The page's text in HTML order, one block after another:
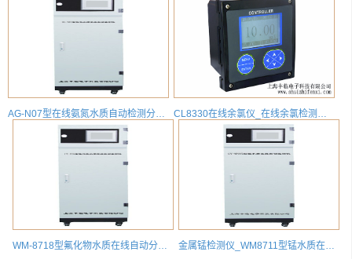
AG-N07型在线氨氮水质自动检测分析仪 CL8330在线余氯仪_在线余氯检测分析仪_膜法余氯测试仪
WM-8718型氟化物水质在线自动分析仪 金属锰检测仪_WM8711型锰水质在线自动监测分析仪